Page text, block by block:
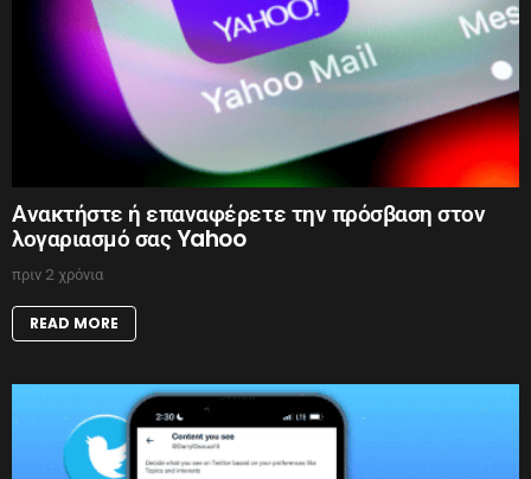
Ανακτήστε ή επαναφέρετε την πρόσβαση στον
λογαριασμό σας Yahoo
πριν 2 χρόνια
READ MORE